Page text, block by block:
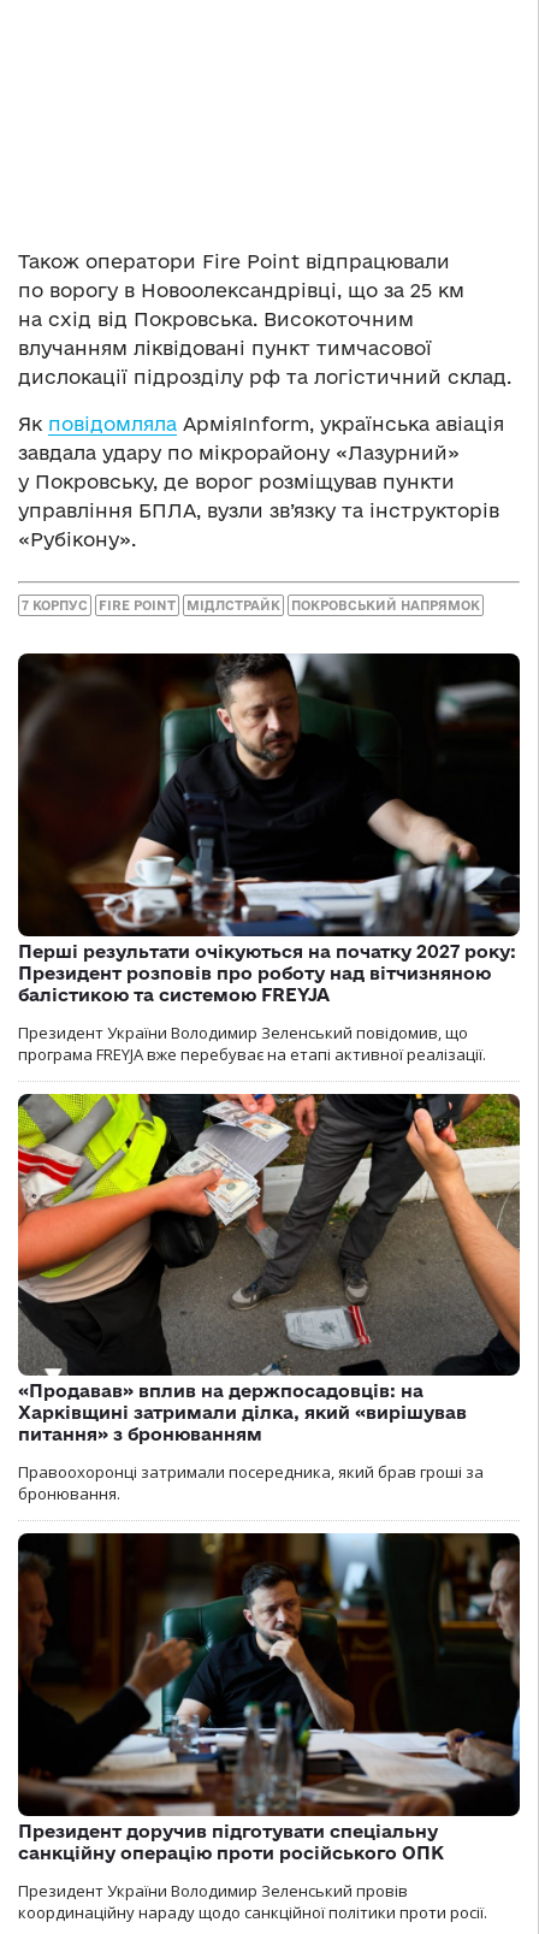
Також оператори Fire Point відпрацювали
по ворогу в Новоолександрівці, що за 25 км
на схід від Покровська. Високоточним
влучанням ліквідовані пункт тимчасової
дислокації підрозділу рф та логістичний склад.
Як повідомляла АрміяInform, українська авіація
завдала удару по мікрорайону «Лазурний»
у Покровську, де ворог розміщував пункти
управління БПЛА, вузли зв’язку та інструкторів
«Рубікону».
7 КОРПУС FIRE POINT МІДЛСТРАЙК ПОКРОВСЬКИЙ НАПРЯМОК
Перші результати очікуються на початку 2027 року:
Президент розповів про роботу над вітчизняною
балістикою та системою FREYJA
Президент України Володимир Зеленський повідомив, що
програма FREYJA вже перебуває на етапі активної реалізації.
«Продавав» вплив на держпосадовців: на
Харківщині затримали ділка, який «вирішував
питання» з бронюванням
Правоохоронці затримали посередника, який брав гроші за
бронювання.
Президент доручив підготувати спеціальну
санкційну операцію проти російського ОПК
Президент України Володимир Зеленський провів
координаційну нараду щодо санкційної політики проти росії.